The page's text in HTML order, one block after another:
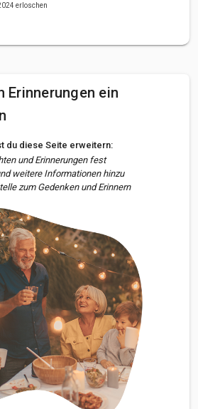
erloschen
Erinnerungen ein
du diese Seite erweitern:
und Erinnerungen fest
weitere Informationen hinzu
zum Gedenken und Erinnern